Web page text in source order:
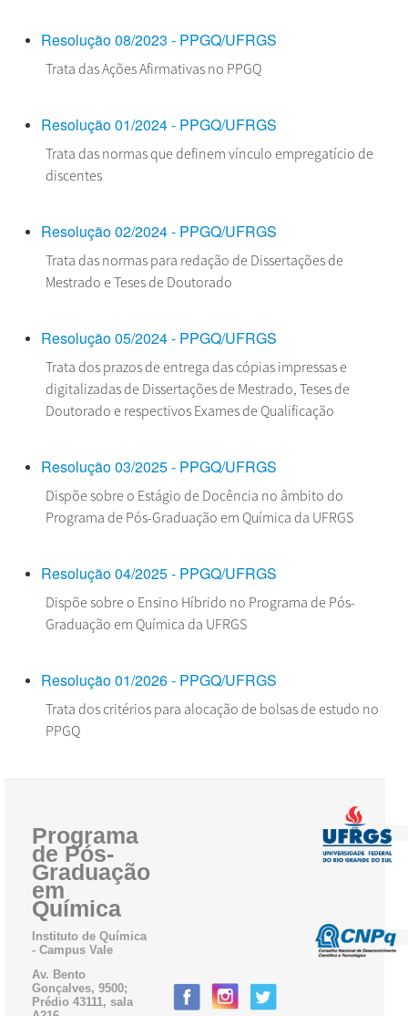
Resolução 08/2023 - PPGQ/UFRGS
Trata das Ações Afirmativas no PPGQ
Resolução 01/2024 - PPGQ/UFRGS
Trata das normas que definem vínculo empregatício de
discentes
Resolução 02/2024 - PPGQ/UFRGS
Trata das normas para redação de Dissertações de
Mestrado e Teses de Doutorado
Resolução 05/2024 - PPGQ/UFRGS
Trata dos prazos de entrega das cópias impressas e
digitalizadas de Dissertações de Mestrado, Teses de
Doutorado e respectivos Exames de Qualificação
Resolução 03/2025 - PPGQ/UFRGS
Dispõe sobre o Estágio de Docência no âmbito do
Programa de Pós-Graduação em Química da UFRGS
Resolução 04/2025 - PPGQ/UFRGS
Dispõe sobre o Ensino Híbrido no Programa de Pós-
Graduação em Química da UFRGS
Resolução 01/2026 - PPGQ/UFRGS
Trata dos critérios para alocação de bolsas de estudo no
PPGQ
Programa
de Pós-
Graduação
em
Química
Instituto de Química
- Campus Vale
Av. Bento
Gonçalves, 9500;
Prédio 43111, sala